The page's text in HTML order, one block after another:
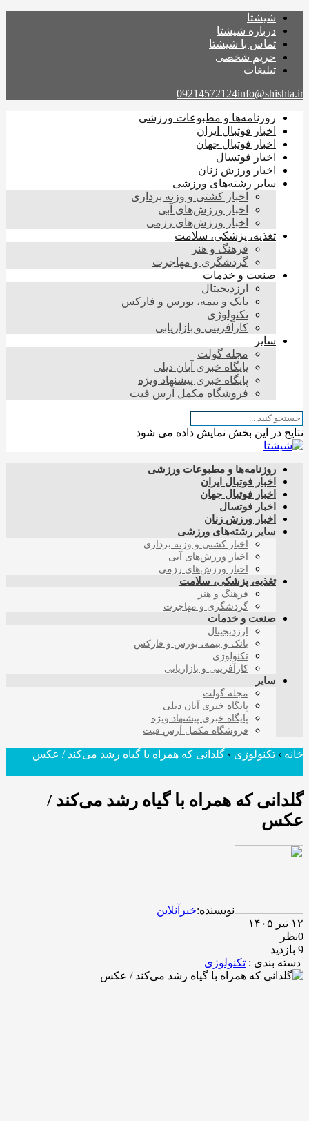
شیشتا
درباره شیشتا
تماس با شیشتا
حریم شخصی
تبلیغات
09214572124info@shishta.ir
روزنامه‌ها و مطبوعات ورزشی
اخبار فوتبال ایران
اخبار فوتبال جهان
اخبار فوتسال
اخبار ورزش زنان
سایر رشته‌های ورزشی
اخبار کشتی و وزنه برداری
اخبار ورزش‌های آبی
اخبار ورزش‌های رزمی
تغذیه، پزشکی، سلامت
فرهنگ و هنر
گردشگری و مهاجرت
صنعت و خدمات
ارزدیجیتال
بانک و بیمه، بورس و فارکس
تکنولوژی
کارآفرینی و بازاریابی
سایر
مجله گولت
پایگاه خبری آبان دیلی
پایگاه خبری پیشنهاد ویژه
فروشگاه مکمل آرس فیت
نتایج در این بخش نمایش داده می شود
روزنامه‌ها و مطبوعات ورزشی
اخبار فوتبال ایران
اخبار فوتبال جهان
اخبار فوتسال
اخبار ورزش زنان
سایر رشته‌های ورزشی
اخبار کشتی و وزنه برداری
اخبار ورزش‌های آبی
اخبار ورزش‌های رزمی
تغذیه، پزشکی، سلامت
فرهنگ و هنر
گردشگری و مهاجرت
صنعت و خدمات
ارزدیجیتال
بانک و بیمه، بورس و فارکس
تکنولوژی
کارآفرینی و بازاریابی
سایر
مجله گولت
پایگاه خبری آبان دیلی
پایگاه خبری پیشنهاد ویژه
فروشگاه مکمل آرس فیت
خانه › تکنولوژی › گلدانی که همراه با گیاه رشد می‌کند / عکس
گلدانی که همراه با گیاه رشد می‌کند /
عکس
نویسنده:خبرآنلاین
۱۲ تیر ۱۴۰۵
0نظر
9 بازدید
دسته بندی : تکنولوژی